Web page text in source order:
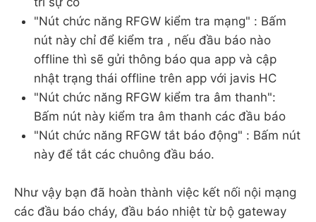
"Nút chức năng RFGW kiểm tra mạng" : Bấm
nút này chỉ để kiểm tra , nếu đầu báo nào
offline thì sẽ gửi thông báo qua app và cập
nhật trạng thái offline trên app với javis HC
"Nút chức năng RFGW kiểm tra âm thanh":
Bấm nút này kiểm tra âm thanh các đầu báo
"Nút chức năng RFGW tắt báo động" : Bấm nút
này để tắt các chuông đầu báo.
Như vậy bạn đã hoàn thành việc kết nối nội mạng
các đầu báo cháy, đầu báo nhiệt từ bộ gateway